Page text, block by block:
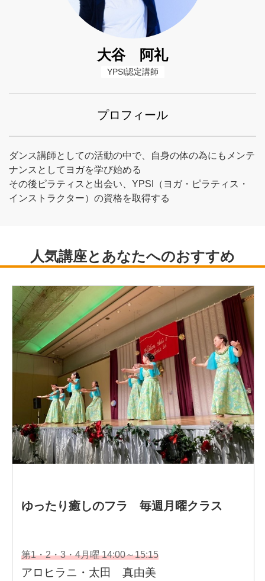
大谷 阿礼
YPSI認定講師
プロフィール
ダンス講師としての活動の中で、自身の体の為にもメンテ
ナンスとしてヨガを学び始める
その後ピラティスと出会い、YPSI（ヨガ・ピラティス・
インストラクター）の資格を取得する